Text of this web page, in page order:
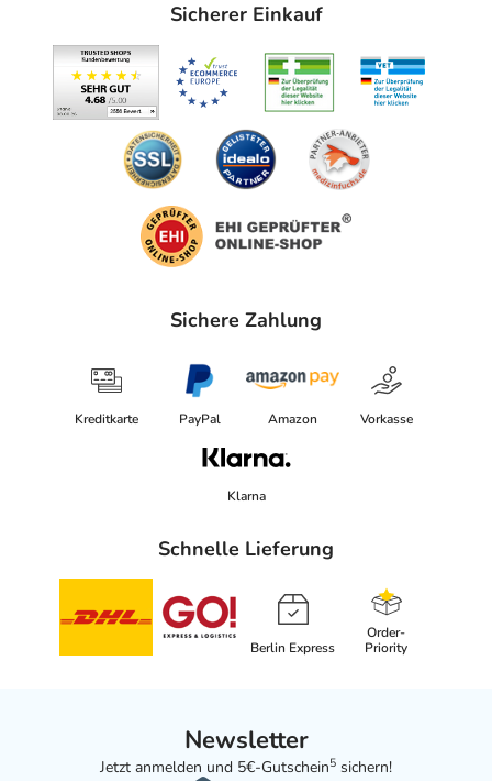
Sicherer Einkauf
Sichere Zahlung
Kreditkarte PayPal Amazon Vorkasse
Klarna
Schnelle Lieferung
Berlin Express
Order-
Priority
Newsletter
Jetzt anmelden und 5€-Gutschein5 sichern!